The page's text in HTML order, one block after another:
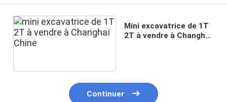
Mini excavatrice de 1T
2T à vendre à Changhaï
Continuer